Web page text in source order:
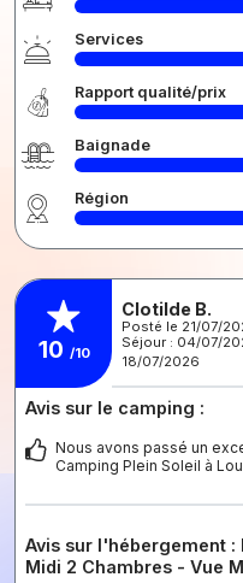
Services
Rapport qualité/prix
Baignade
Région
10 /10
Clotilde B.
Posté le 21/07/
Séjour : 04/07/
18/07/2026
Avis sur le camping :
Nous avons passé un
Camping Plein Soleil à
Avis sur l'hébergement :
Midi 2 Chambres - Vue